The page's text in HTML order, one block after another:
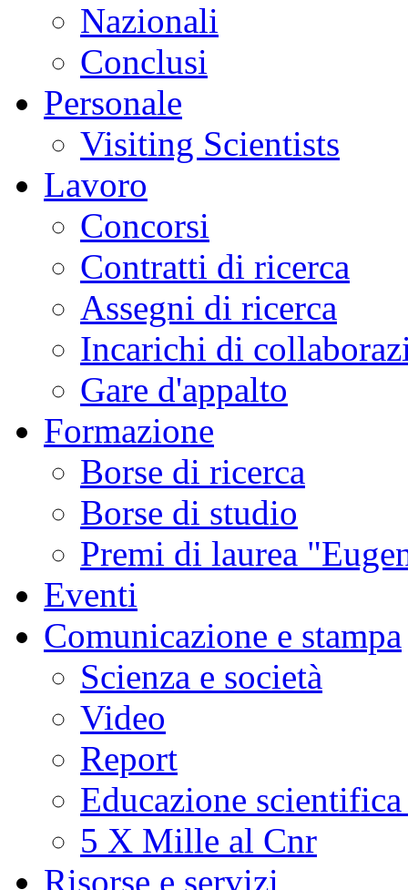
Nazionali
Conclusi
Personale
Visiting Scientists
Lavoro
Concorsi
Contratti di ricerca
Assegni di ricerca
Incarichi di
Gare d'appalto
Formazione
Borse di ricerca
Borse di studio
Premi di laurea
Eventi
Comunicazione e stampa
Scienza e società
Video
Report
Educazione
5 X Mille al Cnr
Risorse e servizi